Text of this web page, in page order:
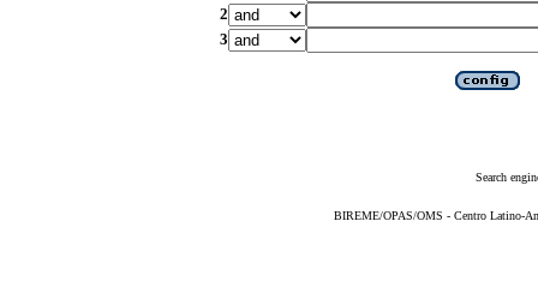
2
3
Search
BIREME/OPAS/OMS - Centro Latino-